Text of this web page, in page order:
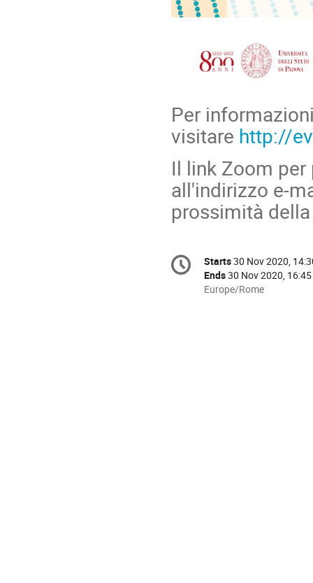
Per
visitare http://
Il link Zoom
all'indirizzo e-
prossimità
Conference
information
Date/Time
Starts30 Nov 2020,
Ends30 Nov 2020, 16:45
All
Europe/Rome